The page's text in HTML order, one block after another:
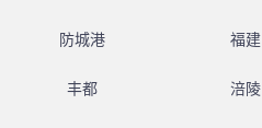
防城港 福建
丰都 涪陵